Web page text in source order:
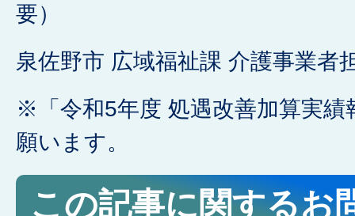
要）
泉佐野市 広域福祉課 介護事業者
※「令和5年度 処遇改善加算実績
願います。
この記事に関するお